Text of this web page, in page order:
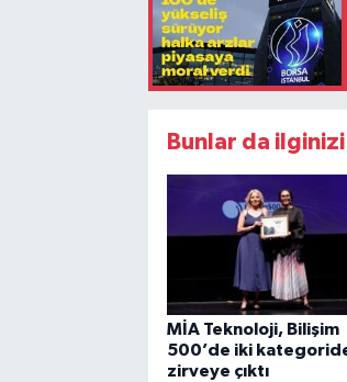
Bunlar da
MİA Teknoloji, Bilişim
500’de iki
zirveye çıktı